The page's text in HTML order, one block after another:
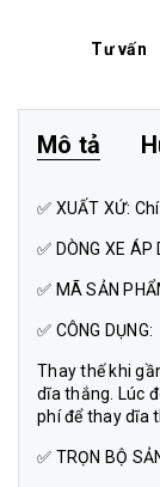
Tư vấn
Mô tả
✅ XUẤT XỨ:
✅ DÒNG XE
✅ MÃ SẢN
✅ CÔNG DỤNG:
Thay thế khi
dĩa thắng. Lúc
phí để thay dĩa
✅ TRỌN BỘ